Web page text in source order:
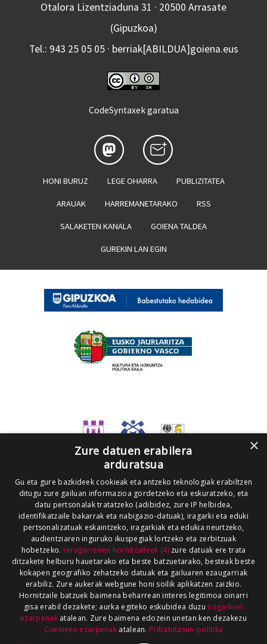
Otalora Lizentziaduna 31 · 20500 Arrasate
(Gipuzkoa)
Tel.: 943 25 05 05 · berriak[ABILDUA]goiena.eus
CodeSyntaxek garatua
HONI BURUZ LEGE OHARRA PUBLIZITATEA
ARAUAK HARREMANETARAKO RSS
SALAKETEN KANALA GOIENA TALDEA
GUREKIN LAN EGIN
×
Zure datuen erabilera
arduratsua
Gu eta gure bazkideek cookieak eta antzeko teknologiak erabiltzen
ditugu zure gailuan informazioa gordetzeko eta eskuratzeko, eta
datu pertsonalak tratatzeko (adibidez, zure IP helbidea,
identifikatzaile bakarrak eta nabigazio-datuak), iragarki eta eduki
pertsonalizatuak eskaintzeko, iragarkiak eta edukia neurtzeko,
audientziaren inguruko ikuspegiak lortzeko eta zerbitzuak
hobetzeko. Hirugarrenen hornitzaileek (4)zure datuak ere trata
ditzakete helburu hauetarako eta beste batzuetarako, besteak beste
kokapen geografiko zehatzeko datuak eta gailuaren ezaugarriak
erabiliz. Zure aukerak webgune honi soilik aplikatzen zaizkio.
Hornitzaile batzuek baimena beharrean interes legitimoa oinarri
gisa erabil dezakete; aurka egiteko eskubidea duzu Iragarkien
ezarpenakatalean. Zure baimena edozein unetan ken dezakezu
Cookieen ezarpenak atalean. Pribatutasun-politika